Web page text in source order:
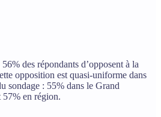
des répondants d’opposent à la
opposition est quasi-uniforme dans
sondage : 55% dans le Grand
en région.